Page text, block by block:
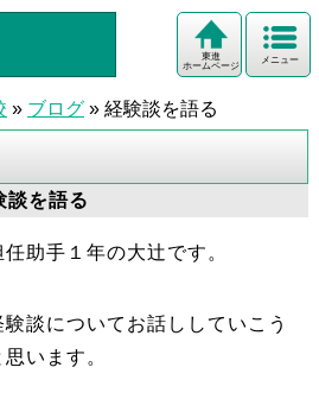
メニュー
東進
ホームページ
» ブログ » 経験談を語る
を語る
助手１年の大辻です。
談についてお話ししていこう
思います。